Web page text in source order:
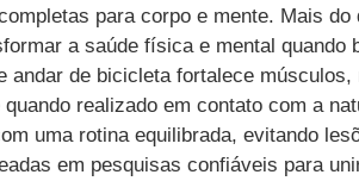
para corpo e mente. Mais
a saúde física e mental
andar de bicicleta fortalece
realizado em contato com a
uma rotina equilibrada, evitando
em pesquisas confiáveis para